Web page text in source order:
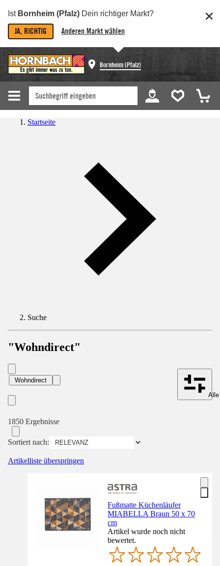
Ist Bornheim (Pfalz) Dein richtiger Markt?
JA, RICHTIG Anderen Markt wählen
Bornheim (Pfalz)
Startseite
Suche
"Wohndirect"
Wohndirect
1850 Ergebnisse
Sortiert nach:
Artikelliste überspringen
Fußmatte Küchenläufer
MIABELLA Braun 50 x 70
cm
Artikel wurde noch nicht
bewertet.